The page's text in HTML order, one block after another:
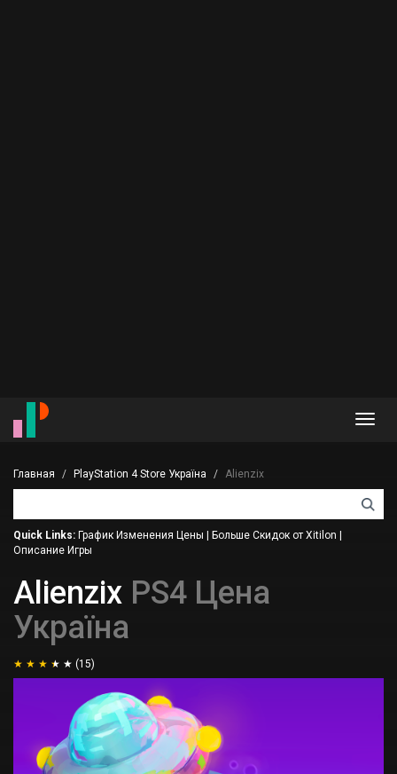
Главная PlayStation 4 Store Україна Alienzix
Quick Links: График Изменения Цены Больше Скидок от Xitilon
Описание Игры
Alienzix PS4 Цена
Україна
(15)